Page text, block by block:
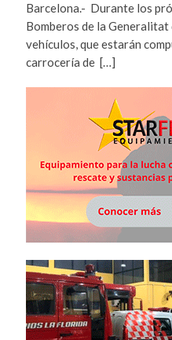
Barcelona.- Durante los
Bomberos de la
vehículos, que estarán
carrocería de […]